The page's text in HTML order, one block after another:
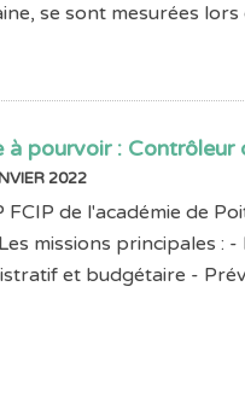
se sont mesurées lors
à pourvoir : Contrôleur
2022
FCIP de l'académie de
missions principales :
et budgétaire -